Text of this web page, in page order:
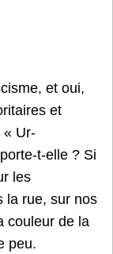
et oui,
et
« Ur-
t-elle ? Si
les
la rue, sur nos
couleur de la
peu.